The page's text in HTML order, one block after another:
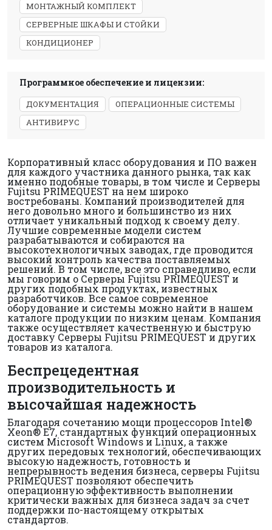
МОНТАЖНЫЙ КОМПЛЕКТ
СЕРВЕРНЫЕ ШКАФЫ И СТОЙКИ
КОНДИЦИОНЕР
Программное обеспечение и лицензии:
ДОКУМЕНТАЦИЯ
ОПЕРАЦИОННЫЕ СИСТЕМЫ
АНТИВИРУС
Корпоративный класс оборудования и ПО важен
для каждого участника данного рынка, так как
именно подобные товары, в том числе и Серверы
Fujitsu PRIMEQUEST на нем широко
востребованы. Компаний производителей для
него довольно много и большинство из них
отличает уникальный подход к своему делу.
Лучшие современные модели систем
разрабатываются и собираются на
высокотехнологичных заводах, где проводится
высокий контроль качества поставляемых
решений. В том числе, все это справедливо, если
мы говорим о Серверы Fujitsu PRIMEQUEST и
других подобных продуктах, известных
разработчиков. Все самое современное
оборудование и системы можно найти в нашем
каталоге продукции по низким ценам. Компания
также осуществляет качественную и быструю
доставку Серверы Fujitsu PRIMEQUEST и других
товаров из каталога.
Беспрецедентная
производительность и
высочайшая надежность
Благодаря сочетанию мощи процессоров Intel®
Xeon® E7, стандартных функций операционных
систем Microsoft Windows и Linux, а также
других передовых технологий, обеспечивающих
высокую надежность, готовность и
непрерывность ведения бизнеса, серверы Fujitsu
PRIMEQUEST позволяют обеспечить
операционную эффективность выполнении
критически важных для бизнеса задач за счет
поддержки по-настоящему открытых
стандартов.